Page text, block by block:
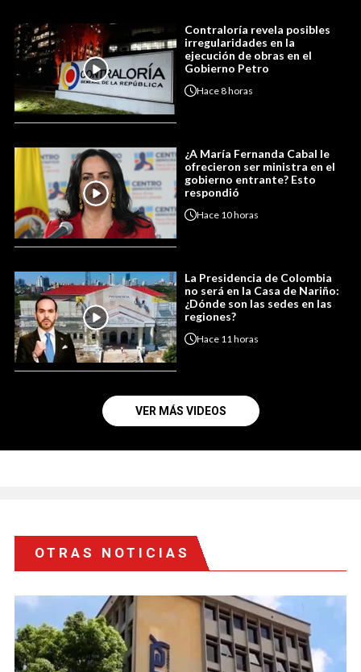
Contraloría revela posibles
irregularidades en la
ejecución de obras en el
Gobierno Petro
Hace8 horas
¿A María Fernanda Cabal le
ofrecieron ser ministra en el
gobierno entrante? Esto
respondió
Hace 10 horas
La Presidencia de Colombia
no será en la Casa de Nariño:
¿Dónde son las sedes en las
regiones?
Hace 11 horas
VER MÁS VIDEOS
OTRAS NOTICIAS